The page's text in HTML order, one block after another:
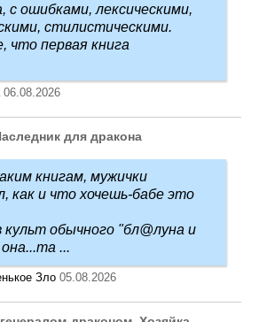
с ошибками, лексическими,
стилистическими.
что первая книга
06.08.2026
для дракона
книгам, мужички
как и что хочешь-бабе это
культ обычного "бл@луна и
...
Зло 05.08.2026